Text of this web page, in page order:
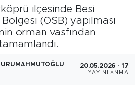
ilçesinde Besi
(OSB) yapılması
orman vasfından
20.05.2026 -
YAYINLANMA